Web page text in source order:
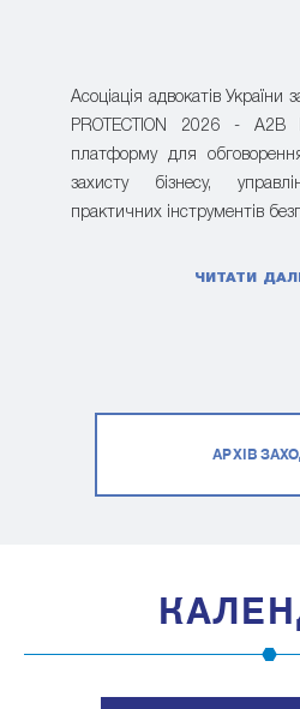
Асоціація адвокатів України
PROTECTION 2026 -
платформу для
захисту бізнесу,
практичних інструментів
ЧИТАТИ ДАЛІ
АРХІВ